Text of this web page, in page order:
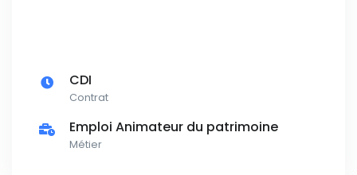
CDI
Contrat
Emploi Animateur du patrimoine
Métier